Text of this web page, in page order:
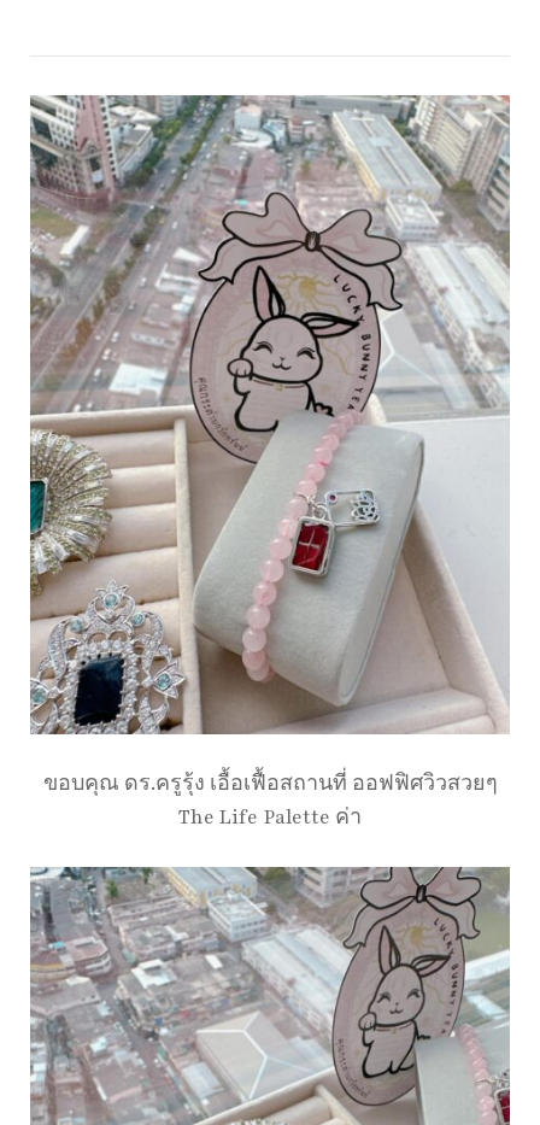
ขอบคุณ ดร.ครูรุ้ง เอื้อเฟื้อสถานที่ ออฟฟิศวิวสวยๆ
The Life Palette ค่า